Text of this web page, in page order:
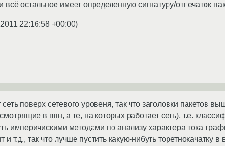
всё остальное имеет определенную сигнатуру/отпечаток
22:16:58 +00:00)
поверх сетевого уровеня, так что заголовки пакетов
в впн, а те, на которых работает сеть), т.е.
империчискими методами по анализу характера тока
и т.д., так что лучше пустить какую-нибуть